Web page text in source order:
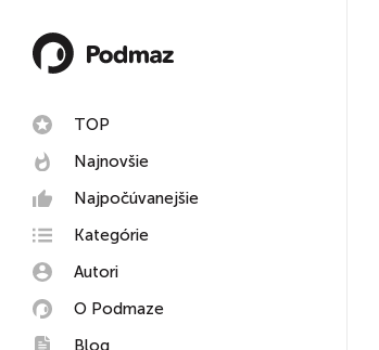
TOP
Najnovšie
Najpočúvanejšie
Kategórie
Autori
O Podmaze
Blog